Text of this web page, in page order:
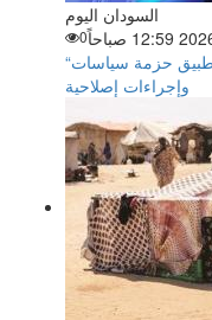
السودان اليوم
0
“المالية” تحقق زيادة في الإيرادات بعد تطبيق حزمة سياسات
وإجراءات إصلاحية